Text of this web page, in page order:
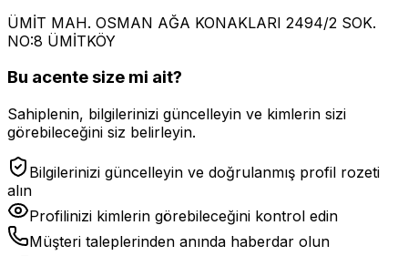
ÜMİT MAH. OSMAN AĞA KONAKLARI 2494/2 SOK.
NO:8 ÜMİTKÖY
Bu acente size mi ait?
Sahiplenin, bilgilerinizi güncelleyin ve kimlerin sizi
görebileceğini siz belirleyin.
Bilgilerinizi güncelleyin ve doğrulanmış profil rozeti
alın
Profilinizi kimlerin görebileceğini kontrol edin
Müşteri taleplerinden anında haberdar olun